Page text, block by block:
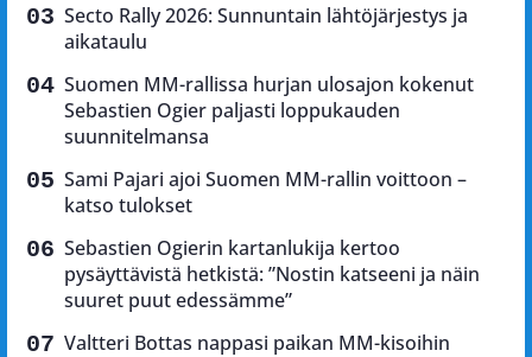
Secto Rally 2026: Sunnuntain lähtöjärjestys ja
aikataulu
Suomen MM-rallissa hurjan ulosajon kokenut
Sebastien Ogier paljasti loppukauden
suunnitelmansa
Sami Pajari ajoi Suomen MM-rallin voittoon –
katso tulokset
Sebastien Ogierin kartanlukija kertoo
pysäyttävistä hetkistä: ”Nostin katseeni ja näin
suuret puut edessämme”
Valtteri Bottas nappasi paikan MM-kisoihin